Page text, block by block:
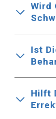
Wird
Ist
Hilft